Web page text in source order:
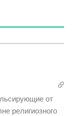
от
религиозного